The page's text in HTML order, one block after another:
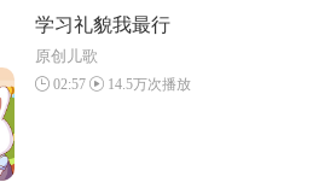
学习礼貌我最行
原创儿歌
02:57 14.5万次播放